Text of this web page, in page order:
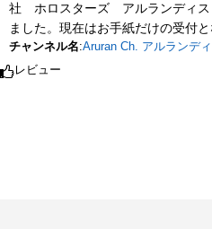
社 ホロスターズ アルランディス
ました。現在はお手紙だけの受付と
チャンネル名:Aruran Ch. アルランデ
レビュー